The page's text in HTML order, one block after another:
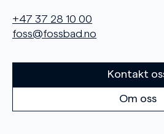
+47 37 28 10 00
foss@fossbad.no
Kontakt
Om oss